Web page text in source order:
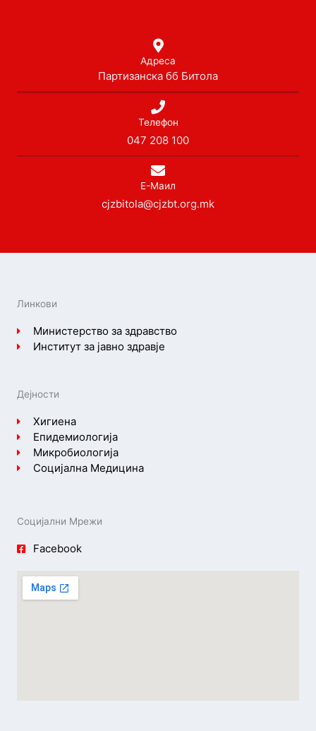
Адреса
Партизанска бб Битола
Телефон
047 208 100
Е-Маил
cjzbitola@cjzbt.org.mk
Линкови
Министерство за здравство
Институт за јавно здравје
Дејности
Хигиена
Епидемиологија
Микробиологија
Социјална Медицина
Социјални Мрежи
Facebook